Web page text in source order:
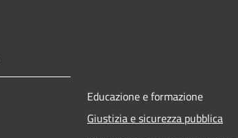
Educazione e formazione
Giustizia e sicurezza pubblica